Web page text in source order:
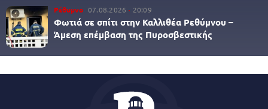
Ρέθυμνο 07.08.2026 20:09
Φωτιά σε σπίτι στην Καλλιθέα Ρεθύμνου –
Άμεση επέμβαση της Πυροσβεστικής